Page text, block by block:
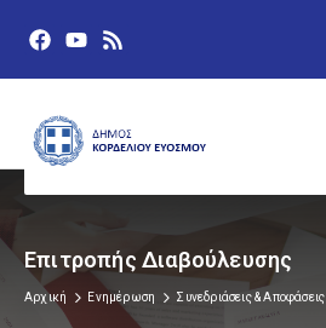
Επιτροπής Διαβούλευσης
Αρχική Ενημέρωση Συνεδριάσεις & Αποφάσεις